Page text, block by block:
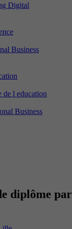
Digital
Business
de l education
Business
diplôme